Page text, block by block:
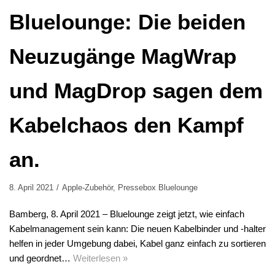
Bluelounge: Die beiden
Neuzugänge MagWrap
und MagDrop sagen dem
Kabelchaos den Kampf
an.
8. April 2021 Apple-Zubehör, Pressebox Bluelounge
Bamberg, 8. April 2021 – Bluelounge zeigt jetzt, wie einfach
Kabelmanagement sein kann: Die neuen Kabelbinder und -halter
helfen in jeder Umgebung dabei, Kabel ganz einfach zu sortieren
und geordnet… Weiterlesen »